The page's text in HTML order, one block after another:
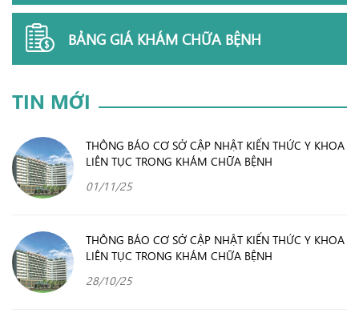
BẢNG GIÁ KHÁM CHỮA BỆNH
TIN MỚI
THÔNG BÁO CƠ SỞ CẬP NHẬT KIẾN THỨC Y KHOA
LIÊN TỤC TRONG KHÁM CHỮA BỆNH
01/11/25
THÔNG BÁO CƠ SỞ CẬP NHẬT KIẾN THỨC Y KHOA
LIÊN TỤC TRONG KHÁM CHỮA BỆNH
28/10/25